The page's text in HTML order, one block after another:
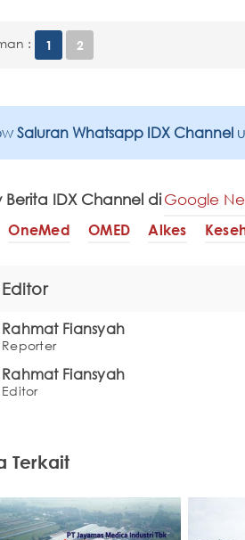
: 1 2
Saluran Whatsapp IDX Channel
Berita IDX Channel diGoogle
OneMed OMED Alkes
Rahmat Fiansyah
Reporter
Rahmat Fiansyah
Editor
Terkait